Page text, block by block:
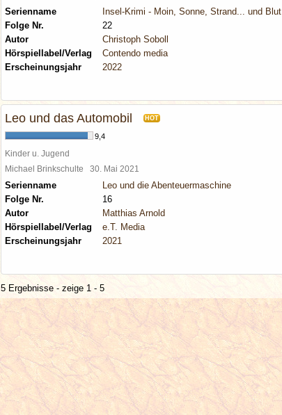
Serienname
Insel-Krimi - Moin, Sonne, Strand... und Blut
Folge Nr.
22
Autor
Christoph Soboll
Hörspiellabel/Verlag
Contendo media
Erscheinungsjahr
2022
Leo und das Automobil HOT
9,4
Kinder u. Jugend
Michael Brinkschulte 30. Mai 2021
Serienname
Leo und die Abenteuermaschine
Folge Nr.
16
Autor
Matthias Arnold
Hörspiellabel/Verlag
e.T. Media
Erscheinungsjahr
2021
5 Ergebnisse - zeige 1 - 5